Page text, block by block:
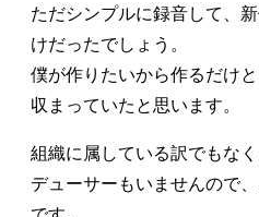
ただシンプルに録音して、
けだったでしょう。
僕が作りたいから作るだけ
収まっていたと思います。
組織に属している訳でもな
デューサーもいませんので